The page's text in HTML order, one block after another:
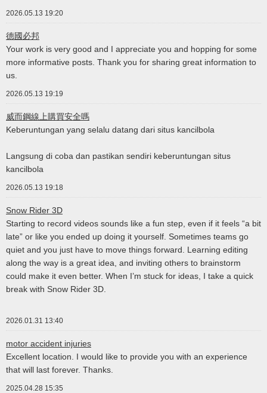
2026.05.13 19:20
德國必邦
Your work is very good and I appreciate you and hopping for some
more informative posts. Thank you for sharing great information to
us.
2026.05.13 19:19
威而鋼線上購買安全嗎
Keberuntungan yang selalu datang dari situs kancilbola
Langsung di coba dan pastikan sendiri keberuntungan situs
kancilbola
2026.05.13 19:18
Snow Rider 3D
Starting to record videos sounds like a fun step, even if it feels “a bit
late” or like you ended up doing it yourself. Sometimes teams go
quiet and you just have to move things forward. Learning editing
along the way is a great idea, and inviting others to brainstorm
could make it even better. When I’m stuck for ideas, I take a quick
break with Snow Rider 3D.
2026.01.31 13:40
motor accident injuries
Excellent location. I would like to provide you with an experience
that will last forever. Thanks.
2025.04.28 15:35